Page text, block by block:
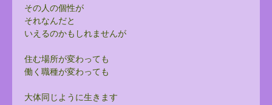
その人の個性が
それなんだと
いえるのかもしれませんが
住む場所が変わっても
働く職種が変わっても
大体同じように生きます